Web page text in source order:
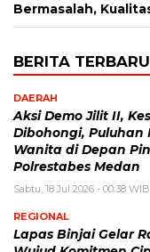
Bermasalah,
BERITA TERBARU
DAERAH
Aksi Demo Jilit II,
Dibohongi, Puluhan
Wanita di Depan
Polrestabes Medan
Sabtu, 18 Jul 2026 - 00:38 WIB
REGIONAL
Lapas Binjai Gelar